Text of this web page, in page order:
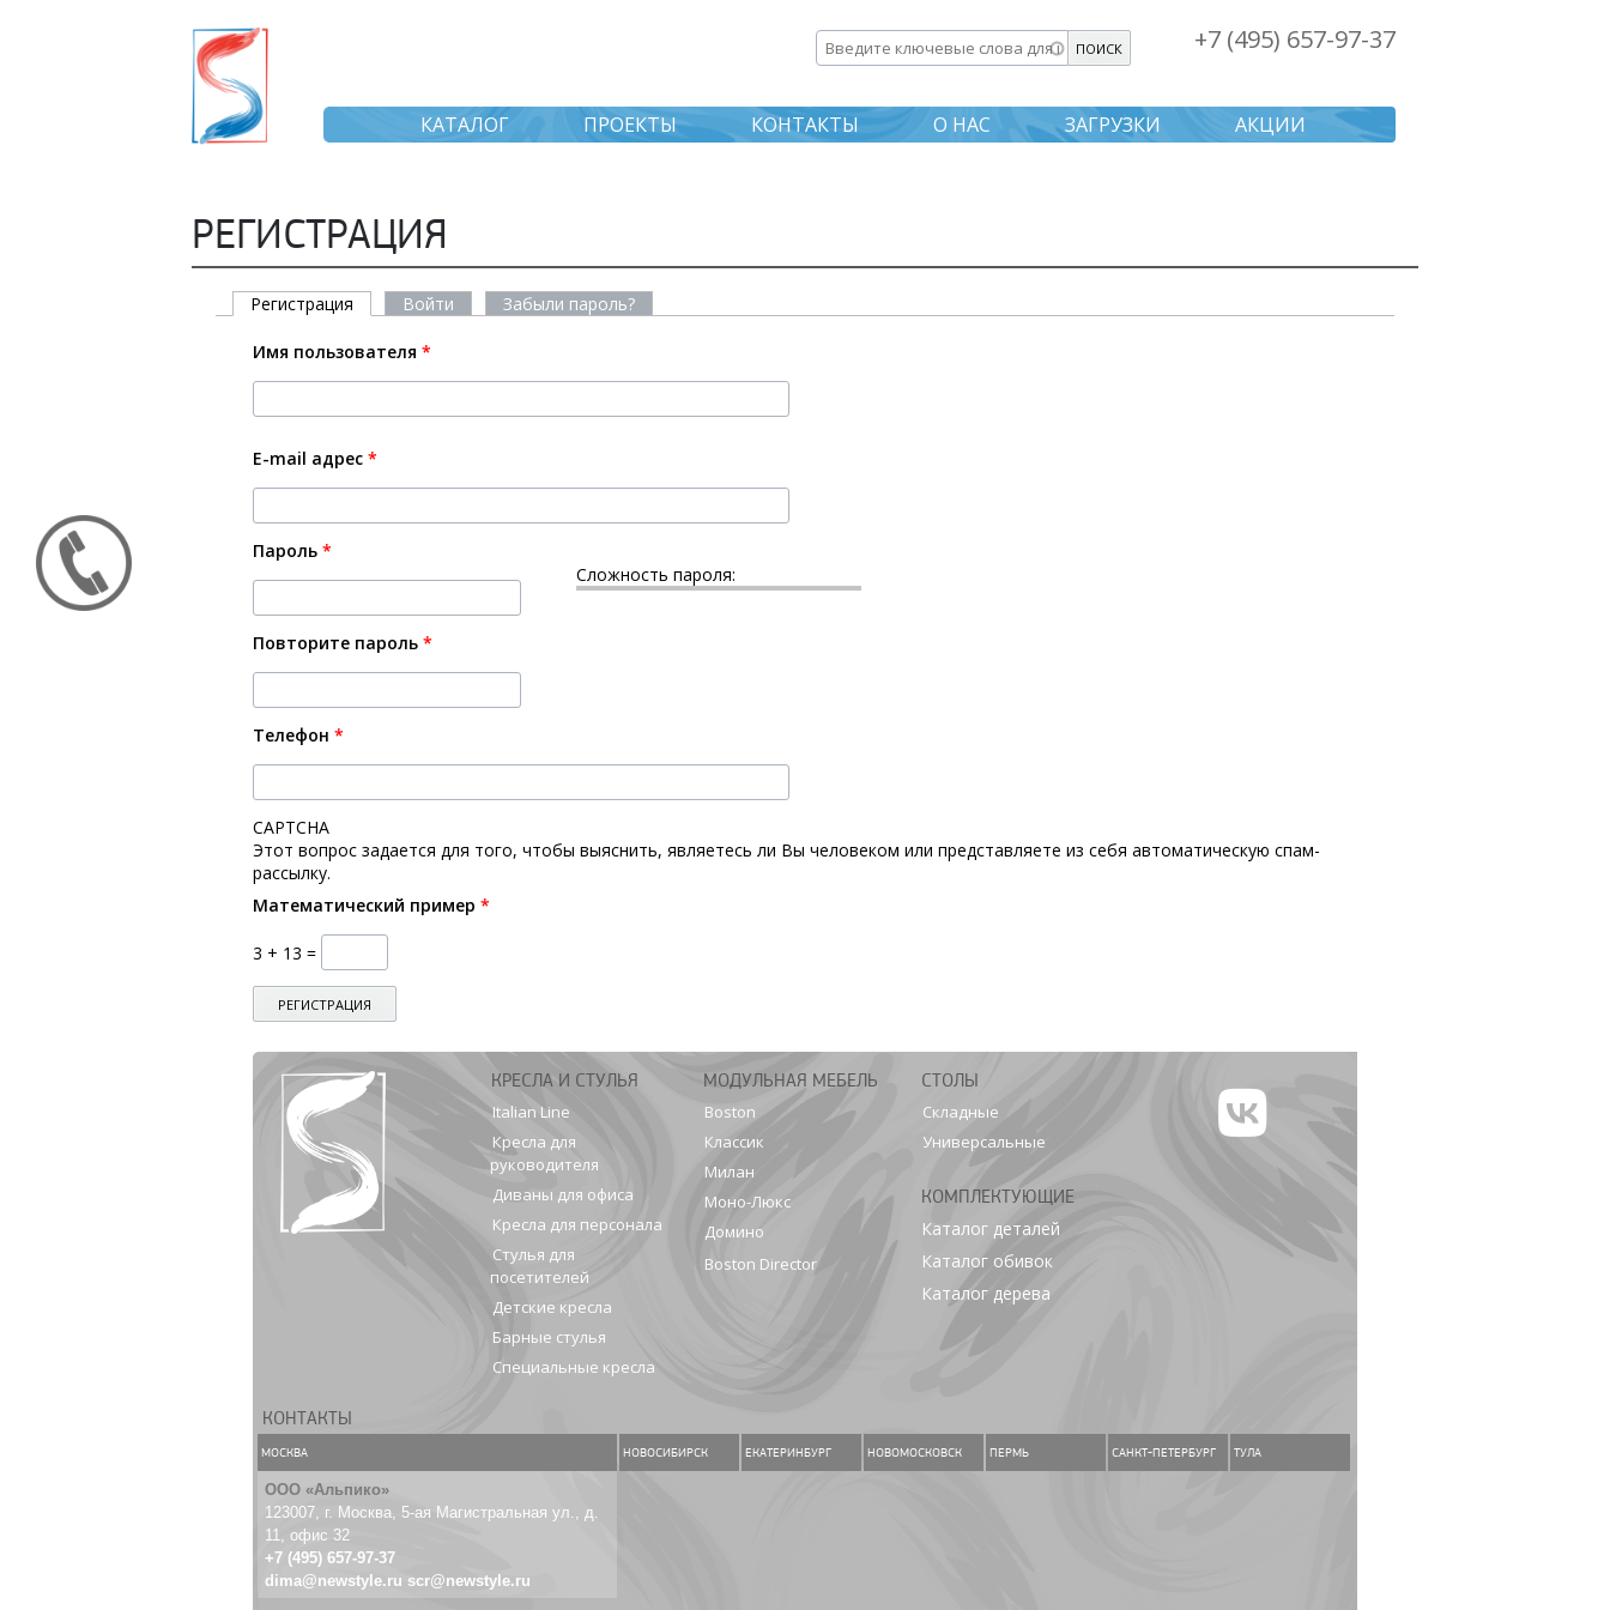
основному
содержанию
Введите ключевые слова для поиска +7 (495) 657-97-37
КАТАЛОГ ПРОЕКТЫ КОНТАКТЫ О НАС ЗАГРУЗКИ АКЦИИ
РЕГИСТРАЦИЯ
Регистрация (активная вкладка)
Войти Забыли пароль?
Имя пользователя*
E-mail адрес*
Сложность пароля:
Пароль*
Повторите пароль*
Телефон*
CAPTCHA
Этот вопрос задается для того, чтобы выяснить, являетесь ли Вы человеком или представляете из себя автоматическую спам-
рассылку.
Математический пример*
3 + 13 =
КРЕСЛА И СТУЛЬЯ
Italian Line
Кресла для
руководителя
Диваны для офиса
Кресла для персонала
Стулья для
посетителей
Детские кресла
Барные стулья
Специальные кресла
МОДУЛЬНАЯ МЕБЕЛЬ
Boston
Классик
Милан
Моно-Люкс
Домино
Boston Director
СТОЛЫ
Складные
Универсальные
КОМПЛЕКТУЮЩИЕ
Каталог деталей
Каталог обивок
Каталог дерева
КОНТАКТЫ
МОСКВА
ООО «Альпико»
123007, г. Москва, 5-ая Магистральная ул., д.
11, офис 32
+7 (495) 657-97-37
dima@newstyle.ru scr@newstyle.ru
НОВОСИБИРСК ЕКАТЕРИНБУРГ НОВОМОСКОВСК ПЕРМЬ САНКТ-ПЕТЕРБУРГ ТУЛА